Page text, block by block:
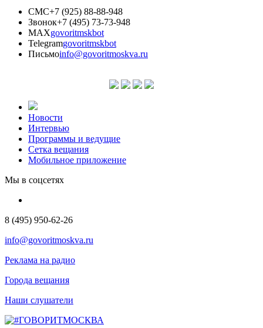
СМС+7 (925) 88-88-948
Звонок+7 (495) 73-73-948
MAXgovoritmskbot
Telegramgovoritmskbot
Письмоinfo@govoritmoskva.ru
Новости
Интервью
Программы и ведущие
Сетка вещания
Мобильное приложение
Мы в соцсетях
8 (495) 950-62-26
info@govoritmoskva.ru
Реклама на радио
Города вещания
Наши слушатели